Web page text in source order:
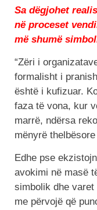
Sa dëgjohet
në proceset
më shumë
“Zëri i
formalisht i
është i kufizuar.
faza të vona, kur
marrë, ndërsa
mënyrë
Edhe pse
avokimi në masë
simbolik dhe
me përvojë që